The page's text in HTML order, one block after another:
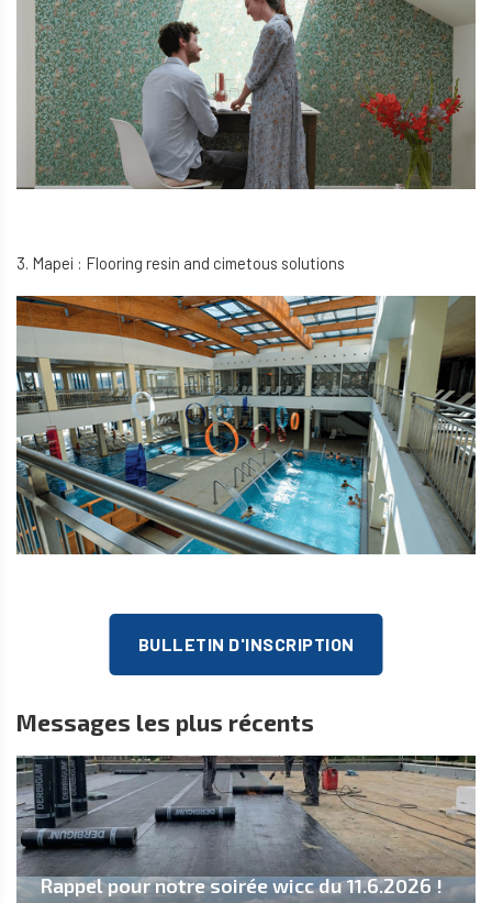
3. Mapei : Flooring resin and cimetous solutions
BULLETIN D'INSCRIPTION
Messages les plus récents
Rappel pour notre soirée wicc du 11.6.2026 !